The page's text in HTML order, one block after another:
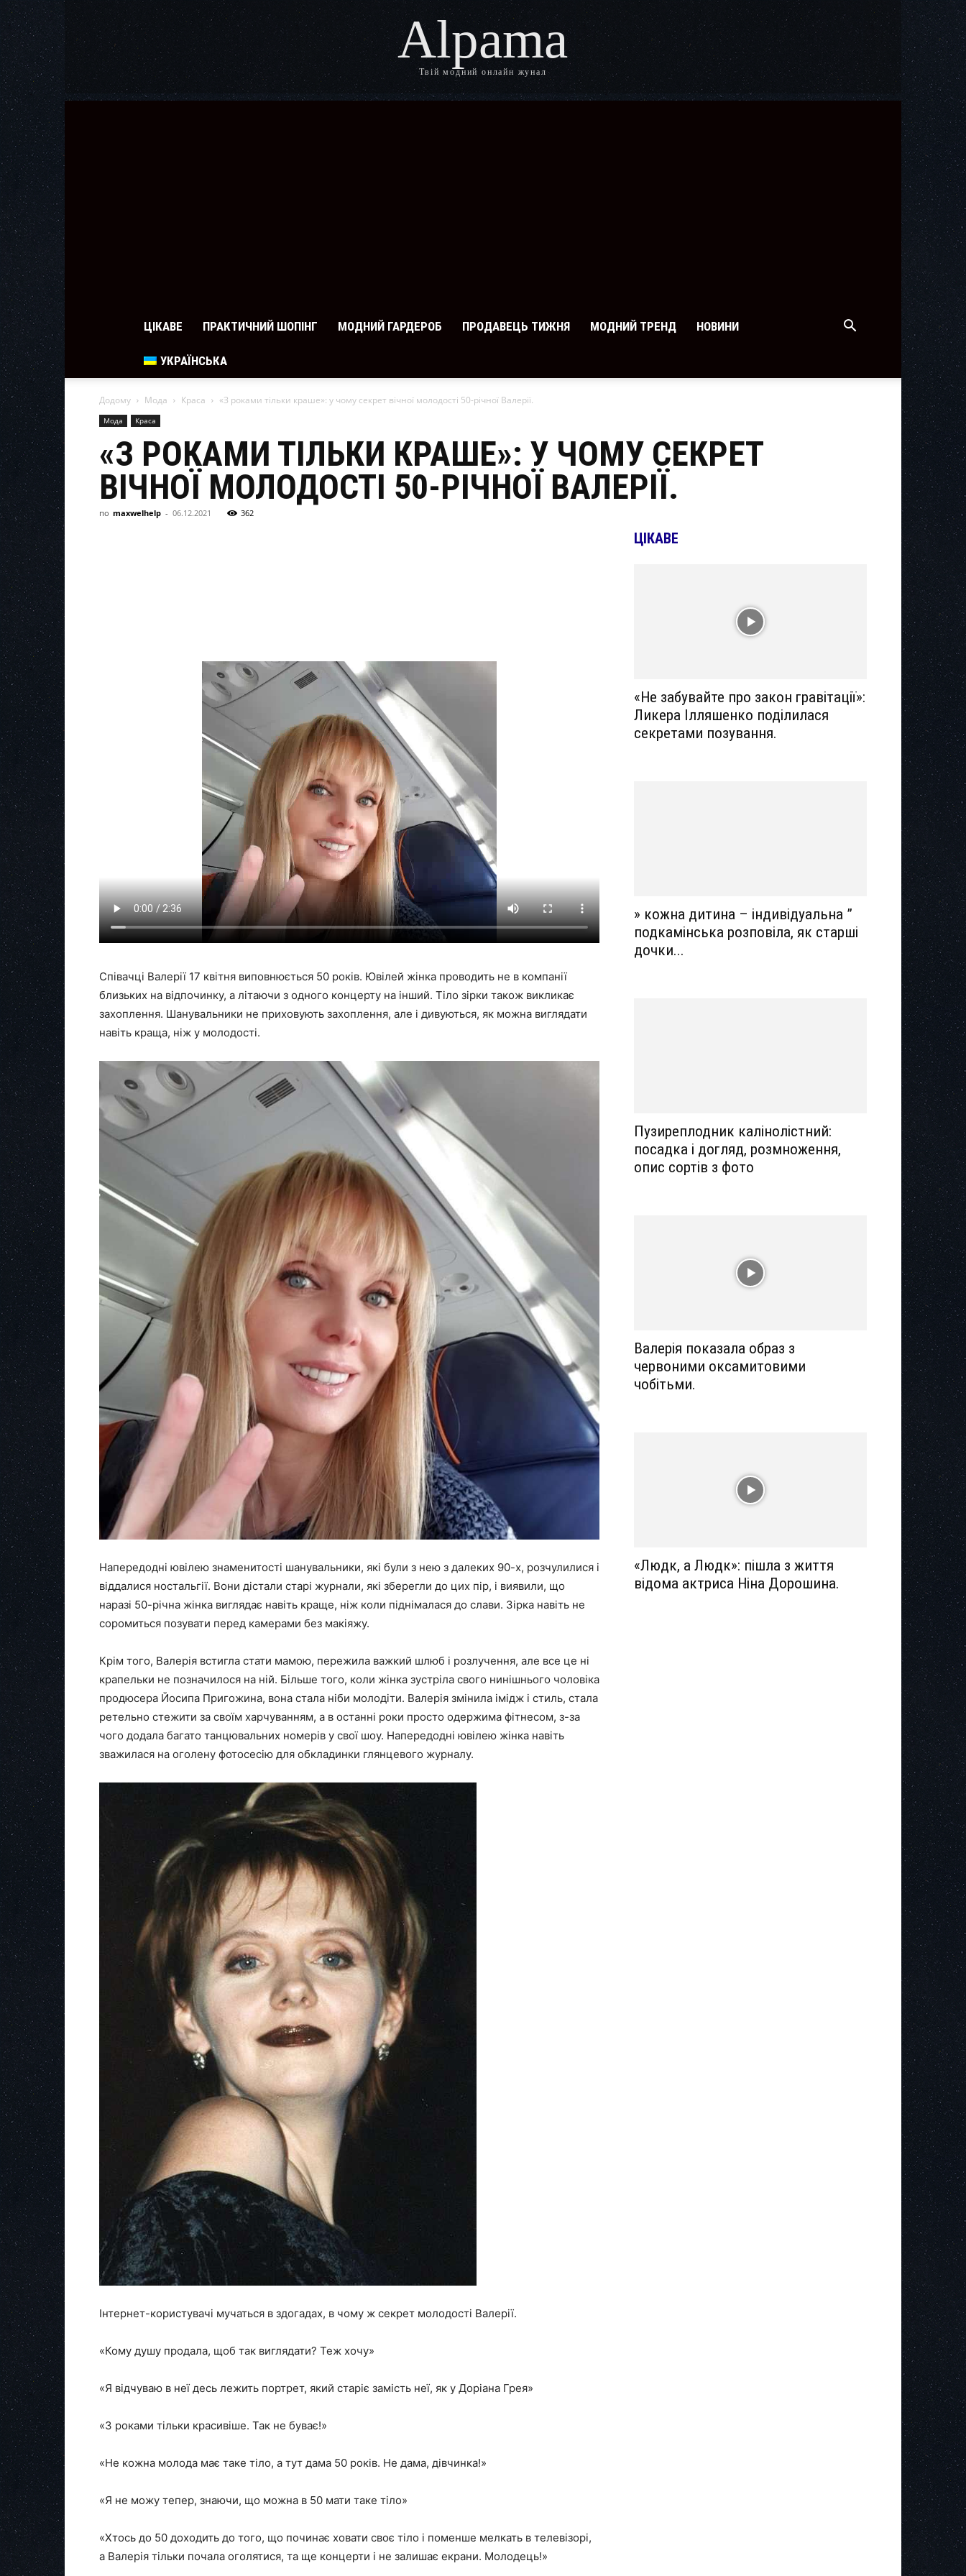
Alpama
Твій модний онлайн жунал
ЦІКАВЕ ПРАКТИЧНИЙ ШОПІНГ МОДНИЙ ГАРДЕРОБ ПРОДАВЕЦЬ ТИЖНЯ МОДНИЙ ТРЕНД НОВИНИ
УКРАЇНСЬКА
Додому Мода Краса «З роками тільки краше»: у чому секрет вічної молодості 50-річної Валерії.
Мода Краса
«З РОКАМИ ТІЛЬКИ КРАШЕ»: У ЧОМУ СЕКРЕТ
ВІЧНОЇ МОЛОДОСТІ 50-РІЧНОЇ ВАЛЕРІЇ.
по maxwelhelp - 06.12.2021 362
Співачці Валерії 17 квітня виповнюється 50 років. Ювілей жінка проводить не в компанії
близьких на відпочинку, а літаючи з одного концерту на інший. Тіло зірки також викликає
захоплення. Шанувальники не приховують захоплення, але і дивуються, як можна виглядати
навіть краща, ніж у молодості.
Напередодні ювілею знаменитості шанувальники, які були з нею з далеких 90-х, розчулилися і
віддалися ностальгії. Вони дістали старі журнали, які зберегли до цих пір, і виявили, що
наразі 50-річна жінка виглядає навіть краще, ніж коли піднімалася до слави. Зірка навіть не
соромиться позувати перед камерами без макіяжу.
Крім того, Валерія встигла стати мамою, пережила важкий шлюб і розлучення, але все це ні
крапельки не позначилося на ній. Більше того, коли жінка зустріла свого нинішнього чоловіка
продюсера Йосипа Пригожина, вона стала ніби молодіти. Валерія змінила імідж і стиль, стала
ретельно стежити за своїм харчуванням, а в останні роки просто одержима фітнесом, з-за
чого додала багато танцювальних номерів у свої шоу. Напередодні ювілею жінка навіть
зважилася на оголену фотосесію для обкладинки глянцевого журналу.
Інтернет-користувачі мучаться в здогадах, в чому ж секрет молодості Валерії.
«Кому душу продала, щоб так виглядати? Теж хочу»
«Я відчуваю в неї десь лежить портрет, який старіє замість неї, як у Доріана Грея»
«З роками тільки красивіше. Так не буває!»
«Не кожна молода має таке тіло, а тут дама 50 років. Не дама, дівчинка!»
«Я не можу тепер, знаючи, що можна в 50 мати таке тіло»
«Хтось до 50 доходить до того, що починає ховати своє тіло і поменше мелкать в телевізорі,
а Валерія тільки почала оголятися, та ще концерти і не залишає екрани. Молодець!»
ЦІКАВЕ
«Не забувайте про закон гравітації»:
Ликера Ілляшенко поділилася
секретами позування.
» кожна дитина – індивідуальна ”
подкамінська розповіла, як старші
дочки...
Пузиреплодник калінолістний:
посадка і догляд, розмноження,
опис сортів з фото
Валерія показала образ з
червоними оксамитовими
чобітьми.
«Людк, а Людк»: пішла з життя
відома актриса Ніна Дорошина.